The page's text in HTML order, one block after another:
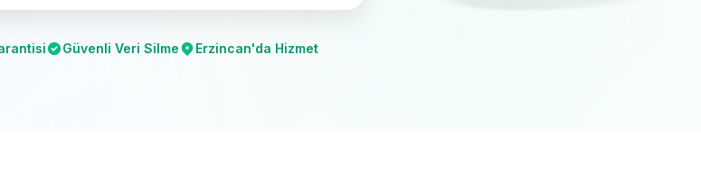
Güvenli Veri Silme Erzincan'da Hizmet